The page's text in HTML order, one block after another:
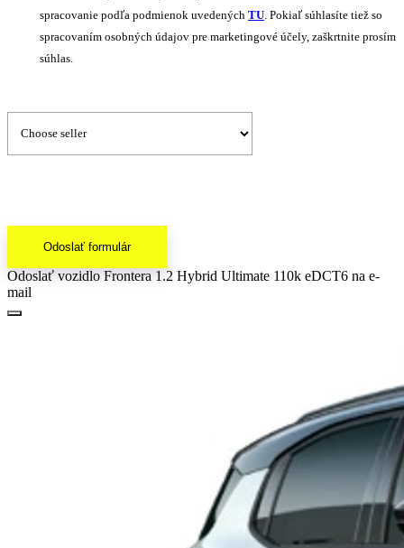
spracovanie podľa podmienok uvedených TU . Pokiaľ súhlasíte tiež so
spracovaním osobných údajov pre marketingové účely, zaškrtnite prosím
súhlas.
Odoslať formulár
Odoslať vozidlo Frontera 1.2 Hybrid Ultimate 110k eDCT6 na e-
mail